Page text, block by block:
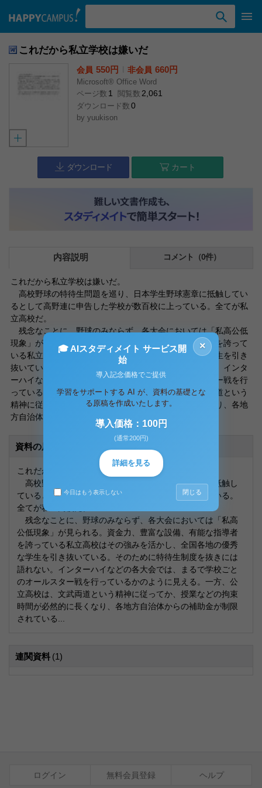
これだから私立学校は嫌いだ
会員 550円 非会員 660円
Microsoft® Office Word
ページ数 1 閲覧数 2,061
ダウンロード数 0
by yuukison
ダウンロード カート
内容説明 コメント（0件）
これだから私立学校は嫌いだ。
高校野球の特待生問題を巡り、日本学生野球憲章に抵触してい
るとして高野連に申告した学校が数百校に上っている。全てが私
立高校だ。
残念なことに、野球のみならず、各大会においては「私高公低
現象」が見られる。資金力、豊富な設備、有能な指導者を誇って
いる私立高校はその強みを活かし、全国各地の優秀な学生を引き
抜いている。そのために特待生制度を抜きには語れない。インタ
ーハイなどの各大会では、まるで学校ごとのオールスター戦を行
っているかのように見える。一方、公立高校は、文武両道という
精神に従ってか、授業などの拘束時間が必然的に長くなり、各地
方自治体からの補助金が制限されている
資料の原本内容
これだから私立学校は嫌いだ。
高校野球の特待生問題を巡り、日本学生野球憲章に抵触し
ているとして高野連に申告した学校が数百校に上っている。
全てが私立高校だ。
残念なことに、野球のみならず、各大会においては「私高
公低現象」が見られる。資金力、豊富な設備、有能な指導者
を誇っている私立高校はその強みを活かし、全国各地の優秀
な学生を引き抜いている。そのために特待生制度を抜きには
語れない。インターハイなどの各大会では、まるで学校ごと
のオールスター戦を行っているかのように見える。一方、公
立高校は、文武両道という精神に従ってか、授業などの拘束
時間が必然的に長くなり、各地方自治体からの補助金が制限
されている...
連関資料 (1)
ログイン 無料会員登録 ヘルプ
×
🎓 AIスタディメイト サービス開
始
導入記念価格でご提供
学習をサポートする AI が、資料の基礎とな
る原稿を作成いたします。
導入価格：100円
(通常200円)
詳細を見る
今日はもう表示しない 閉じる